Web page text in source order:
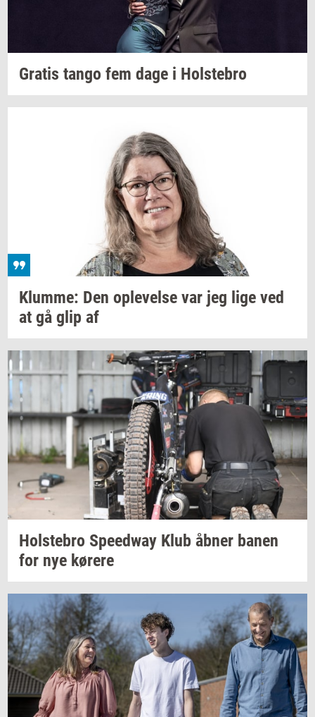
Gra­tis tango fem dage i Holste­bro
Klum­me: Den op­le­vel­se var jeg lige ved
at gå glip af
Holste­bro Spe­edway Klub åbner banen
for nye kø­re­re